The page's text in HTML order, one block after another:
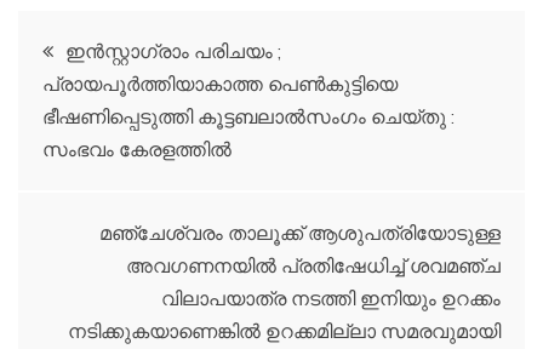
Post
navigation
ഇന്‍സ്റ്റാഗ്രാം പരിചയം ;
പ്രായപൂര്‍ത്തിയാകാത്ത പെണ്‍കുട്ടിയെ
ഭീഷണിപ്പെടുത്തി കൂട്ടബലാല്‍സംഗം ചെയ്തു :
സംഭവം കേരളത്തിൽ
മഞ്ചേശ്വരം താലൂക്ക് ആശുപത്രിയോടുള്ള
അവഗണനയിൽ പ്രതിഷേധിച്ച് ശവമഞ്ച
വിലാപയാത്ര നടത്തി ഇനിയും ഉറക്കം
നടിക്കുകയാണെങ്കിൽ ഉറക്കമില്ലാ സമരവുമായി